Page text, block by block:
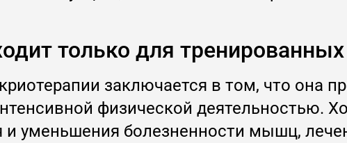
только для
заключается в том, что она
физической деятельностью.
и уменьшения болезненности мышц,